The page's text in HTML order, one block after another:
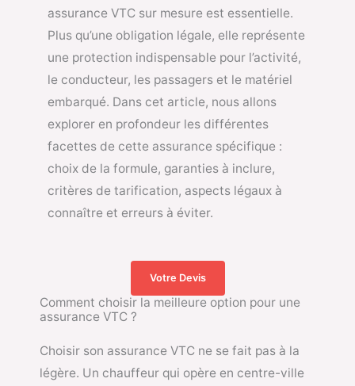
assurance VTC sur mesure est essentielle.
Plus qu’une obligation légale, elle représente
une protection indispensable pour l’activité,
le conducteur, les passagers et le matériel
embarqué. Dans cet article, nous allons
explorer en profondeur les différentes
facettes de cette assurance spécifique :
choix de la formule, garanties à inclure,
critères de tarification, aspects légaux à
connaître et erreurs à éviter.
Votre Devis
Comment choisir la meilleure option pour une
assurance VTC ?
Choisir son assurance VTC ne se fait pas à la
légère. Un chauffeur qui opère en centre-ville